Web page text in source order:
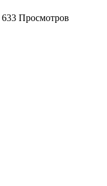
633 Просмотров